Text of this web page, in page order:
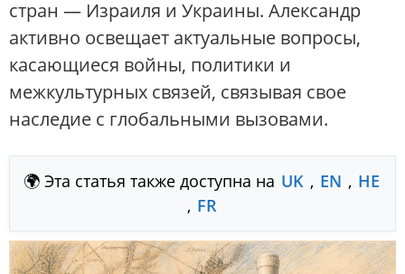
стран — Израиля и Украины. Александр
активно освещает актуальные вопросы,
касающиеся войны, политики и
межкультурных связей, связывая свое
наследие с глобальными вызовами.
🌍 Эта статья также доступна на UK , EN , HE
, FR